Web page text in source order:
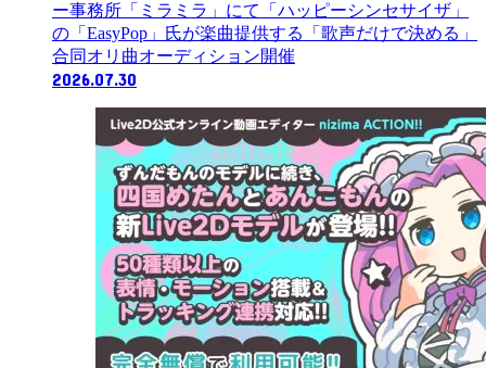
ー事務所「ミラミラ」にて「ハッピーシンセサイザ」
の「EasyPop」氏が楽曲提供する「歌声だけで決める」
合同オリ曲オーディション開催
2026.07.30